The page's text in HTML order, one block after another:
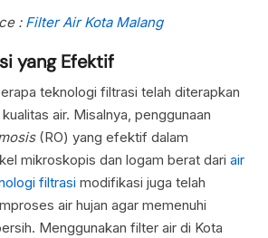
: Filter Air Kota Malang
yang Efektif
teknologi filtrasi telah diterapkan
air. Misalnya, penggunaan
(RO) yang efektif dalam
mikroskopis dan logam berat dari air
filtrasi modifikasi juga telah
air hujan agar memenuhi
Menggunakan filter air di Kota